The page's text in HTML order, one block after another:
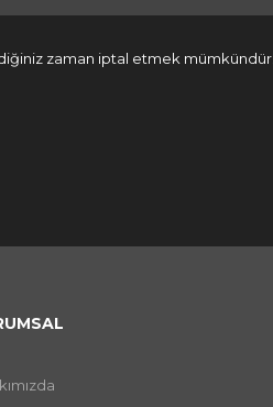
zaman iptal etmek mümkündür.